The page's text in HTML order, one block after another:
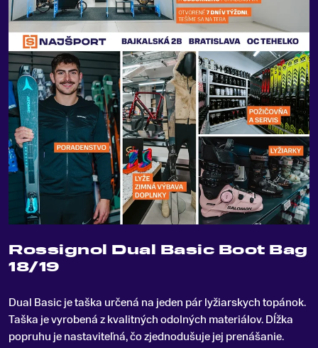
Rossignol Dual Basic Boot Bag
18/19
Dual Basic je taška určená na jeden pár lyžiarskych topánok.
Taška je vyrobená z kvalitných odolných materiálov. Dĺžka
popruhu je nastaviteľná, čo zjednodušuje jej prenášanie.